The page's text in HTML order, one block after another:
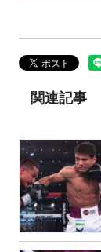
関連記事